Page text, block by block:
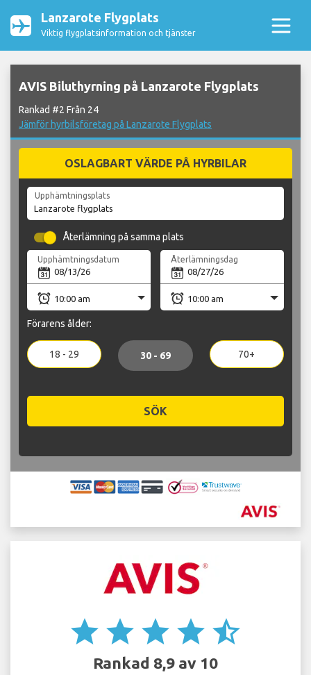
Lanzarote Flygplats
Viktig flygplatsinformation och tjänster
AVIS Biluthyrning på Lanzarote Flygplats
Rankad #2 Från 24
Jämför hyrbilsföretag på Lanzarote Flygplats
OSLAGBART VÄRDE PÅ HYRBILAR
Upphämtningsplats
Återlämning på samma plats
Upphämtningsdatum Återlämningsdag
Förarens ålder:
18 - 29 30 - 69 70+
SÖK
star star star star star_half
Rankad 8,9 av 10